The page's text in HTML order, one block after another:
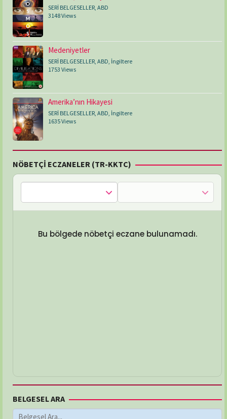
SERİ BELGESELLER ABD
3148 Views
Medeniyetler
SERİ BELGESELLER ABD İngiltere
1753 Views
Amerika’nın Hikayesi
SERİ BELGESELLER ABD İngiltere
1635 Views
NÖBETÇİ ECZANELER (TR-KKTC)
Bu bölgede nöbetçi eczane bulunamadı.
BELGESEL ARA